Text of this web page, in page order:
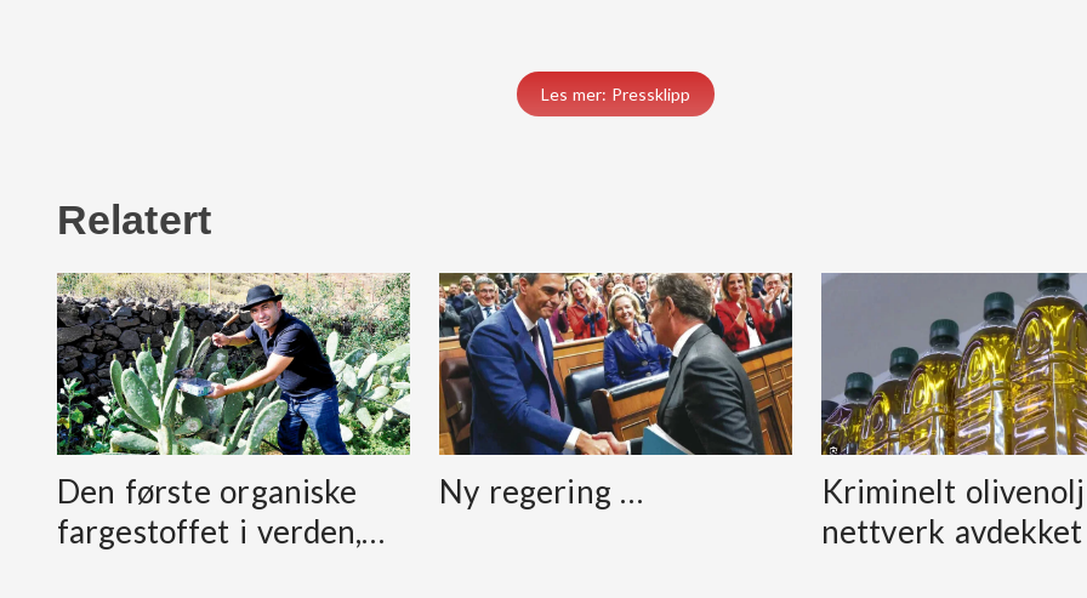
Les mer: Pressklipp
Relatert
Den første organiske
fargestoffet i verden,…
Ny regering …
Kriminelt
nettverk avdekket